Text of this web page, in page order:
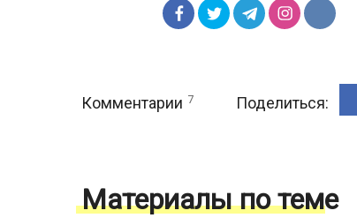
Комментарии 7 Поделиться:
Материалы по теме